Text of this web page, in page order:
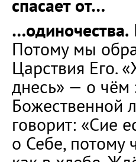
спасает от…
…одиночества.
Потому мы
Царствия Его.
днесь» — о чём
Божественной
говорит: «Сие
о Себе, потому